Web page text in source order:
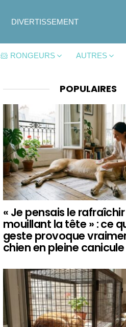
DIVERTISSEMENT
🐹 RONGEURS AUTRES
POPULAIRES
« Je pensais le
mouillant la tête » : ce
geste provoque
chien en pleine canicule